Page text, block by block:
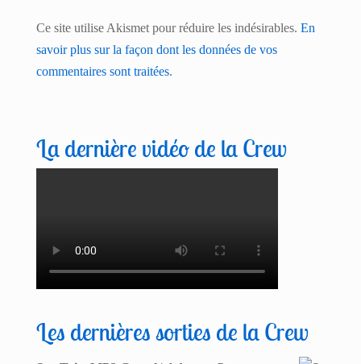
Ce site utilise Akismet pour réduire les indésirables. En
savoir plus sur la façon dont les données de vos
commentaires sont traitées.
La dernière vidéo de la Crew
Les dernières sorties de la Crew